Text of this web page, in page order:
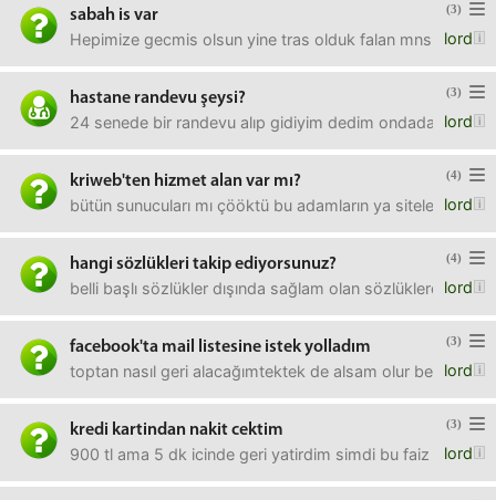
(3)
sabah is var
lord
Hepimize gecmis olsun yine tras olduk falan mnskym
(3)
hastane randevu şeysi?
lord
24 senede bir randevu alıp gidiyim dedim ondada bi
(4)
kriweb'ten hizmet alan var mı?
lord
bütün sunucuları mı çööktü bu adamların ya siteleri
(4)
hangi sözlükleri takip ediyorsunuz?
lord
belli başlı sözlükler dışında sağlam olan sözlüklerden
(3)
facebook'ta mail listesine istek yolladım
lord
toptan nasıl geri alacağımtektek de alsam olur beyler
(3)
kredi kartindan nakit cektim
lord
900 tl ama 5 dk icinde geri yatirdim simdi bu faiz yermi?